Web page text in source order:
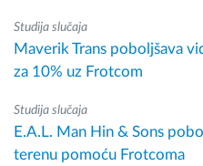
Studija slučaja
Maverik Trans poboljšava
za 10% uz Frotcom
Studija slučaja
E.A.L. Man Hin & Sons
terenu pomoću Frotcoma